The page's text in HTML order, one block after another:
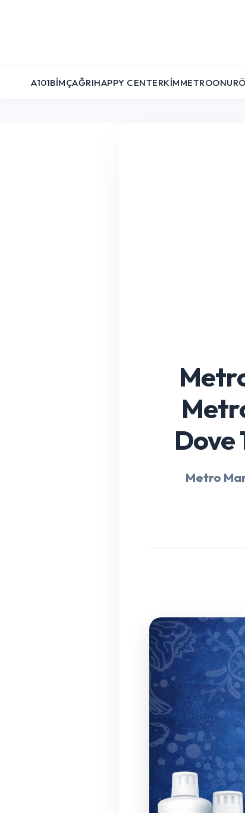
A101BIMÇAĞRIHAPPY CENTERKIMMETROONUR
Dove
Metro